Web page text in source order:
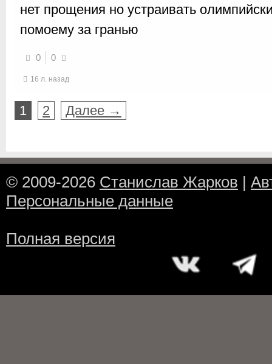
нет прощения но устраивать
помоему за гранью
0 0
16 л. назад
1 2 Далее →
© 2009-2026 Станислав Жарков |
Персональные данные
Полная версия